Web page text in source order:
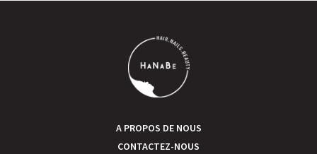
A PROPOS DE NOUS
CONTACTEZ-NOUS